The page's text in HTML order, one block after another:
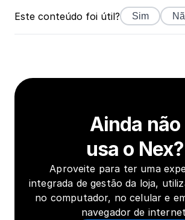
Este conteúdo foi útil? Sim
Ainda não
usa o Nex?
Aproveite para ter uma
integrada de gestão da loja,
no computador, no celular e
navegador de